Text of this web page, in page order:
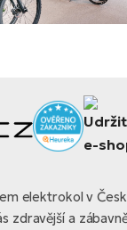
elektrokol v
zdravější a